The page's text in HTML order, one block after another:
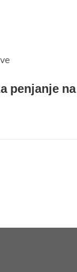
penjanje na